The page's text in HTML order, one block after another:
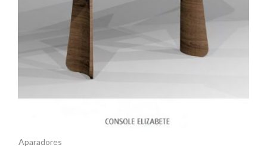
Aparadores